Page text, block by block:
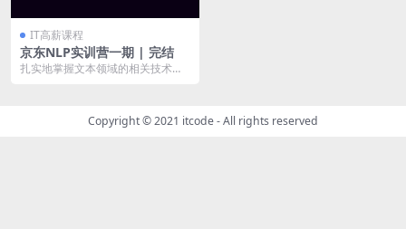
IT高薪课程
京东NLP实训营一期 | 完结
扎实地掌握文本领域的相关技术如
Copyright © 2021 itcode- All rights reserved